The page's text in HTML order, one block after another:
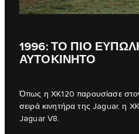
1996: ΤΟ ΠΙΟ
ΑΥΤΟΚΙΝΗΤΟ
Όπως η XK120 παρουσίασε
σειρά κινητήρα της Jaguar, η
Jaguar V8.